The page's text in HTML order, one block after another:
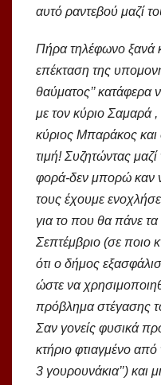
αυτό ραντεβού μαζί
Πήρα τηλέφωνο ξανά
επέκταση της
θαύματος’’ κατάφερα
με τον κύριο Σαμαρά
κύριος Μπαράκος
τιμή! Συζητώντας
φορά-δεν μπορώ καν
τους έχουμε
για το που θα πάνε
Σεπτέμβριο (σε ποιο
ότι ο δήμος
ώστε να
πρόβλημα στέγασης
Σαν γονείς φυσικά
κτήριο φτιαγμένο
3 γουρουνάκια’’) και